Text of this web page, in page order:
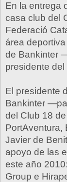
En la entrega
casa club del
Federació
área
de Bankinter
presidente
El presidente
Bankinter
del Club 18
PortAventura,
Javier de
apoyo de las
este año
Group e